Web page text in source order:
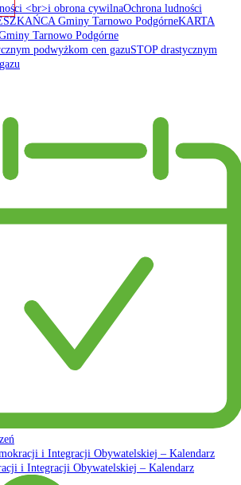
Ochrona ludności
KARTA
Tarnowo Podgórne
STOP drastycznym
i Integracji Obywatelskiej – Kalendarz